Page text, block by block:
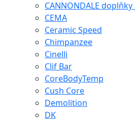
CANNONDALE
CEMA
Ceramic Speed
Chimpanzee
Cinelli
Clif Bar
CoreBodyTemp
Cush Core
Demolition
DK